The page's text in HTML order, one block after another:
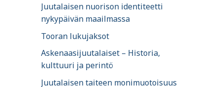
Juutalaisen nuorison identiteetti
nykypäivän maailmassa
Tooran lukujaksot
Askenaasijuutalaiset – Historia,
kulttuuri ja perintö
Juutalaisen taiteen monimuotoisuus